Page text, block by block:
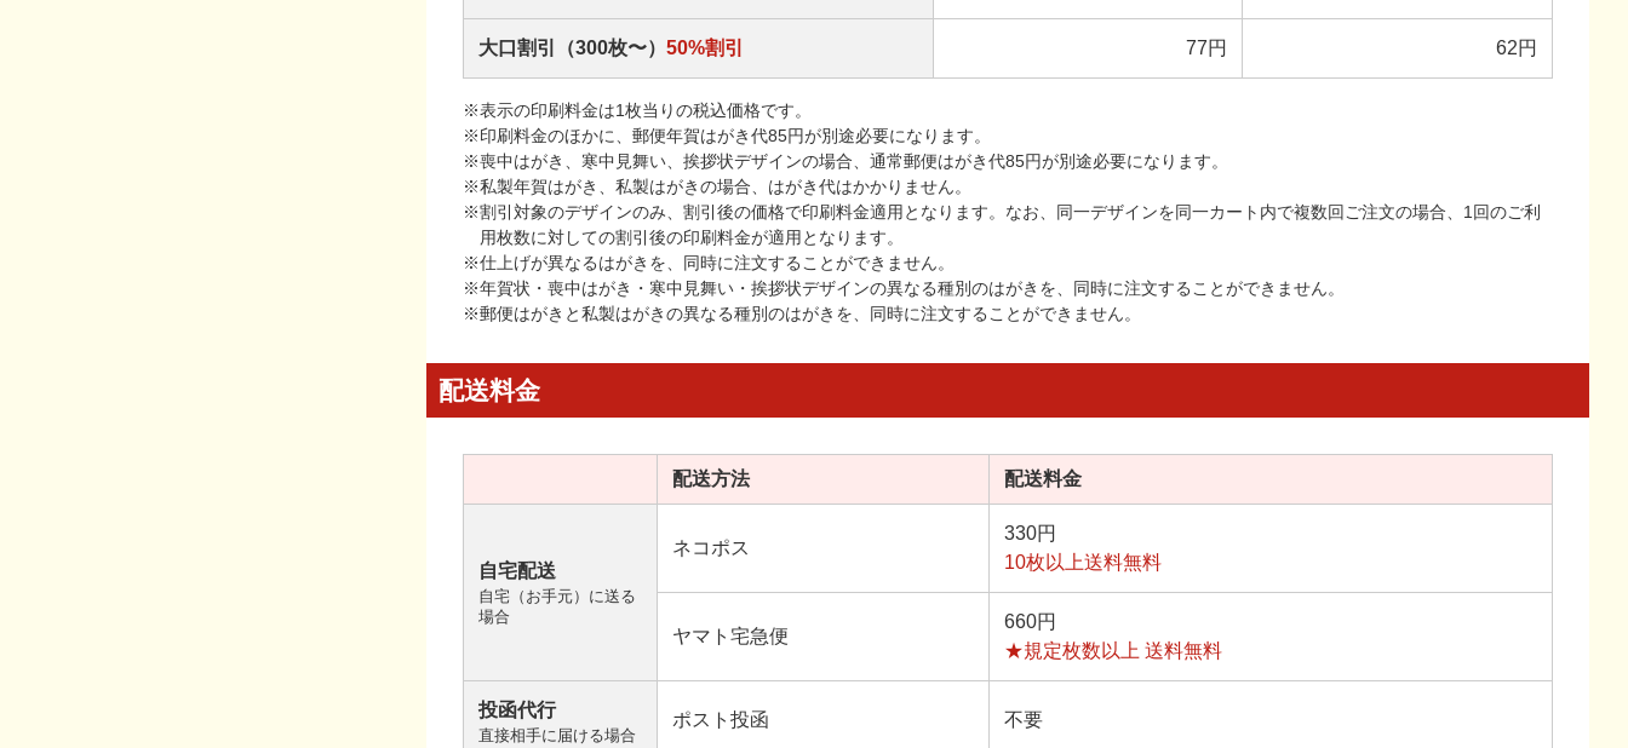
大口割引（300枚〜） 50%割引 77円 62円
※表示の印刷料金は1枚当りの税込価格です。
※印刷料金のほかに、郵便年賀はがき代85円が別途必要になります。
※喪中はがき、寒中見舞い、挨拶状デザインの場合、通常郵便はがき代85円が別途必要になります。
※私製年賀はがき、私製はがきの場合、はがき代はかかりません。
※割引対象のデザインのみ、割引後の価格で印刷料金適用となります。なお、同一デザインを同一カート内で複数回ご注文の場合、1回のご利
用枚数に対しての割引後の印刷料金が適用となります。
※仕上げが異なるはがきを、同時に注文することができません。
※年賀状・喪中はがき・寒中見舞い・挨拶状デザインの異なる種別のはがきを、同時に注文することができません。
※郵便はがきと私製はがきの異なる種別のはがきを、同時に注文することができません。
配送料金
配送方法 配送料金
自宅配送
自宅（お手元）に送る
場合
ネコポス
330円
10枚以上送料無料
ヤマト宅急便
660円
★規定枚数以上 送料無料
投函代行
直接相手に届ける場合
ポスト投函 不要